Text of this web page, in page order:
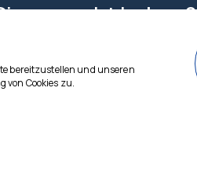
gesucht haben?
rund um die Uhr für Sie da.
bereitzustellen und unseren
von Cookies zu.